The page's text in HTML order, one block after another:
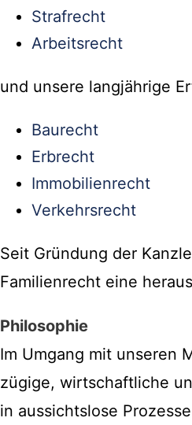
Strafrecht
Arbeitsrecht
und unsere langjährige
Baurecht
Erbrecht
Immobilienrecht
Verkehrsrecht
Seit Gründung der
Familienrecht eine
Philosophie
Im Umgang mit unseren
zügige, wirtschaftliche
in aussichtslose